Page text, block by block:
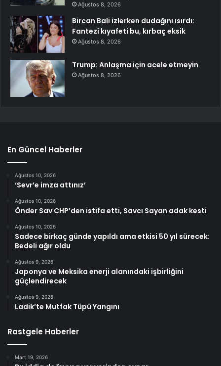
Ağustos 8, 2026
Bircan Bali izlerken dudağını ısırdı:
Fantezi kıyafeti bu, kırbaç eksik
Ağustos 8, 2026
Trump: Anlaşma için acele etmeyin
Ağustos 8, 2026
En Güncel Haberler
Ağustos 10, 2026
‘Sevr’e imza attınız’
Ağustos 10, 2026
Önder Sav CHP’den istifa etti, Savcı Sayan adak kesti
Ağustos 10, 2026
Sadece birkaç günde yapıldı ama etkisi 50 yıl sürecek:
Bedeli ağır oldu
Ağustos 9, 2026
Japonya ve Meksika enerji alanındaki işbirliğini
güçlendirecek
Ağustos 9, 2026
Ladik’te Mutfak Tüpü Yangını
Rastgele Haberler
Mart 19, 2026